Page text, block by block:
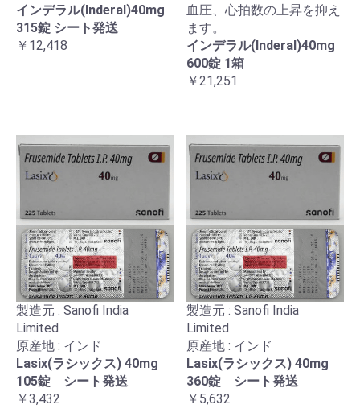
インデラル(Inderal)40mg
315錠 シート発送
￥12,418
血圧、心拍数の上昇を抑え
ます。
インデラル(Inderal)40mg
600錠 1箱
￥21,251
製造元 : Sanofi India
Limited
原産地 : インド
Lasix(ラシックス) 40mg
105錠 シート発送
￥3,432
製造元 : Sanofi India
Limited
原産地 : インド
Lasix(ラシックス) 40mg
360錠 シート発送
￥5,632